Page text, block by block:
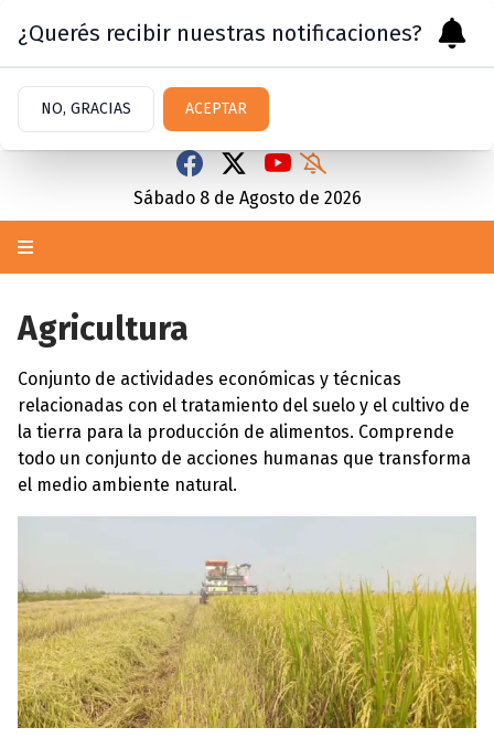
Sábado 8 de Agosto de 2026
Agricultura
Conjunto de actividades económicas y técnicas
relacionadas con el tratamiento del suelo y el cultivo de
la tierra para la producción de alimentos. Comprende
todo un conjunto de acciones humanas que transforma
el medio ambiente natural.
¿Querés recibir nuestras notificaciones?
NO, GRACIAS ACEPTAR